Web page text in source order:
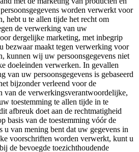
worden verwerkt voor
hebt u te allen tijde het recht om
de verwerking van uw
dergelijke marketing, met inbegrip
bezwaar maakt tegen verwerking voor
kunnen wij uw persoonsgegevens niet
doeleinden verwerken. In gevallen
van uw persoonsgegevens is gebaseerd
bijzonder verleend voor de
van de verwerkingsverantwoordelijke,
toestemming te allen tijde in te
afbreuk doet aan de rechtmatigheid
basis van de toestemming vóór de
u van mening bent dat uw gegevens in
voorschriften worden verwerkt, kunt u
de bevoegde toezichthoudende